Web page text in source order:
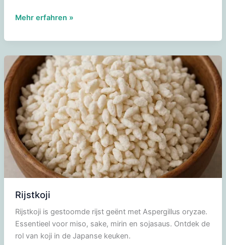
Sojabonen
Mehr erfahren »
Rijstkoji
Rijstkoji is gestoomde rijst geënt met Aspergillus oryzae.
Essentieel voor miso, sake, mirin en sojasaus. Ontdek de
rol van koji in de Japanse keuken.